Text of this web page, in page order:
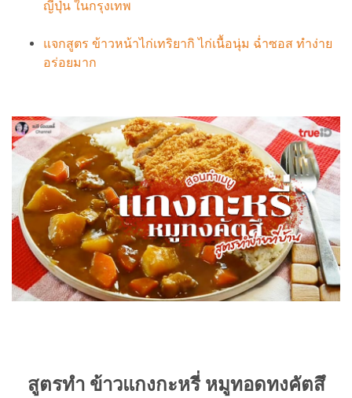
ญี่ปุ่น ในกรุงเทพ
แจกสูตร ข้าวหน้าไก่เทริยากิ ไก่เนื้อนุ่ม ฉ่ำซอส ทำง่าย
อร่อยมาก
สูตรทำ ข้าวแกงกะหรี่ หมูทอดทงคัตสึ